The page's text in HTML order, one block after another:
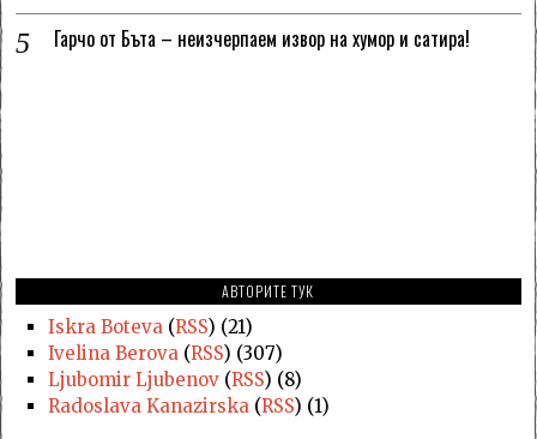
Гарчо от Бъта – неизчерпаем извор на хумор и сатира!
АВТОРИТЕ ТУК
Iskra Boteva(RSS) (21)
Ivelina Berova(RSS) (307)
Ljubomir Ljubenov(RSS) (8)
Radoslava Kanazirska(RSS) (1)